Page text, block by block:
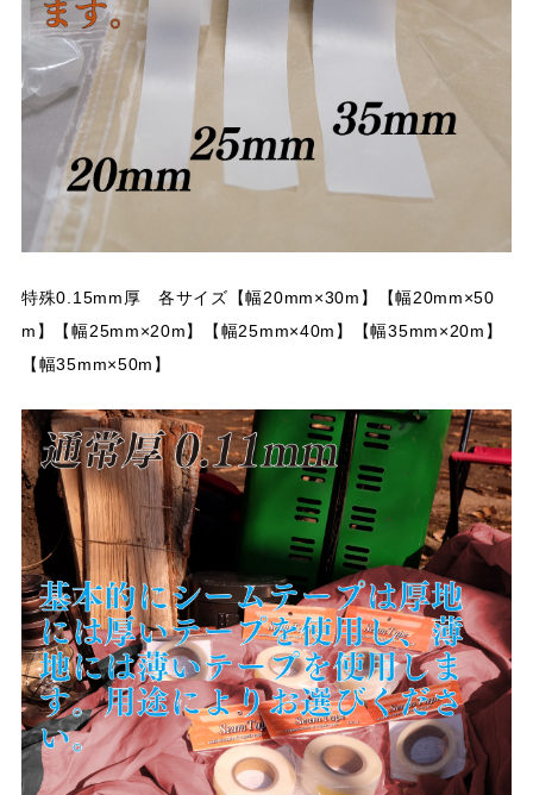
特殊0.15mm厚 各サイズ【幅20mm×30m】【幅20mm×50
m】【幅25mm×20m】【幅25mm×40m】【幅35mm×20m】
【幅35mm×50m】